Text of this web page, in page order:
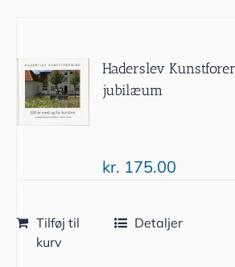
Haderslev
jubilæum
kr. 175.00
Tilføj til
kurv
Detaljer